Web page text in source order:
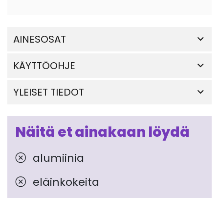
AINESOSAT
KÄYTTÖOHJE
YLEISET TIEDOT
Näitä et ainakaan löydä
alumiinia
eläinkokeita